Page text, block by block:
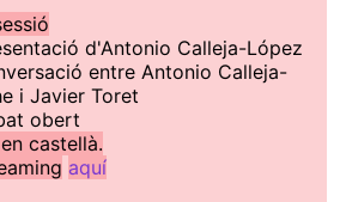
d'Antonio Calleja-López
entre Antonio Calleja-
i Javier Toret
obert
castellà.
aquí